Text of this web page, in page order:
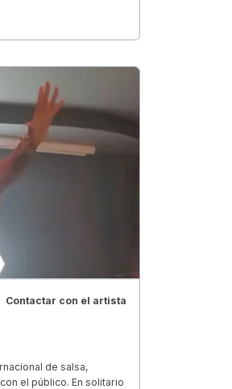
Contactar con el artista
de salsa,
el público. En solitario